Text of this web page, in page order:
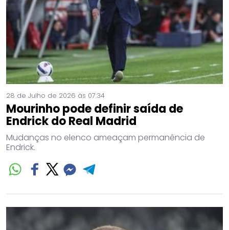
28 de Julho de 2026 às 07:34
Mourinho pode definir saída de
Endrick do Real Madrid
Mudanças no elenco ameaçam permanência de
Endrick.